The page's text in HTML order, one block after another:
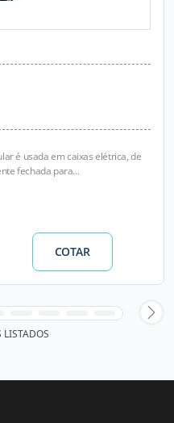
é usada em caixas elétrica, de
fechada para...
COTAR
LISTADOS